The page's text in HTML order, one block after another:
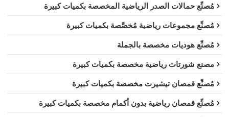
مُصنِّع حمالات الصدر الرياضية المخصصة بكميات كبيرة
مُصنِّع مجموعات رياضية مُخصَّصة بكميات كبيرة
مُصنِّع هوديات مخصصة بالجملة
مصنع شورتات رياضية مخصصة بكميات كبيرة
مُصنِّع قمصان تيشيرت مخصصة بكميات كبيرة
مُصنِّع قمصان رياضية بدون أكمام مخصصة بكميات كبيرة